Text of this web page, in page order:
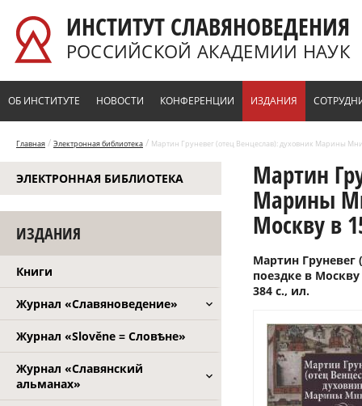
ИНСТИТУТ СЛАВЯНОВЕДЕНИЯ
РОССИЙСКОЙ АКАДЕМИИ НАУК
ОБ ИНСТИТУТЕ НОВОСТИ КОНФЕРЕНЦИИ ИЗДАНИЯ
Главная / Электронная библиотека / Мартин Груневег (отец Венцеслав): духовник Марины
ЭЛЕКТРОННАЯ БИБЛИОТЕКА
ИЗДАНИЯ
Книги
Журнал «Славяноведение»
Журнал «Slověne = Словѣне»
Журнал «Славянский
альманах»
Мартин
Марины
Москву в
Мартин
поездке в
384 с., ил.